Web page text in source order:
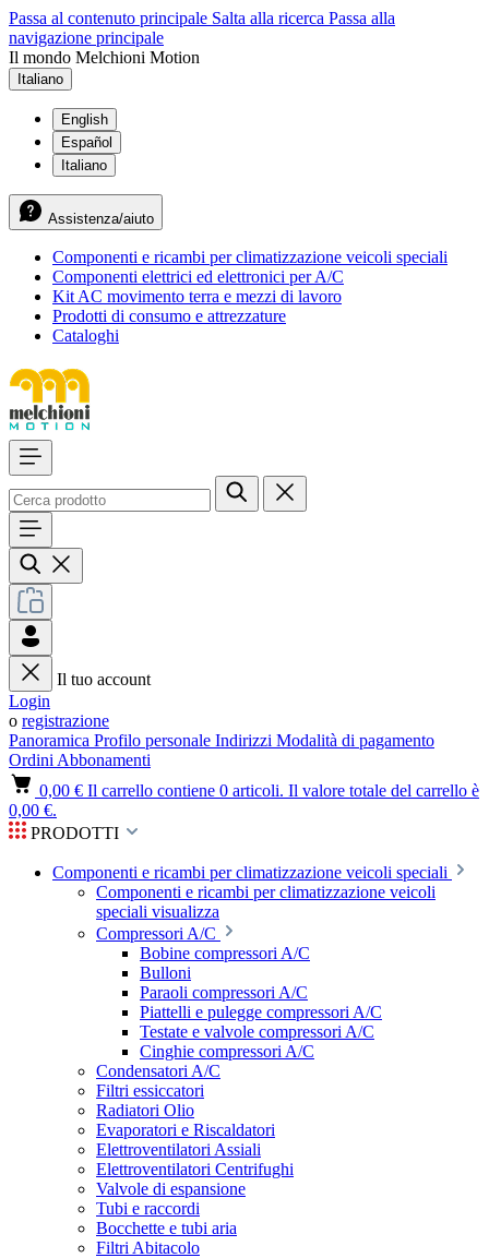
Passa al contenuto principale Salta alla ricerca Passa alla
navigazione principale
Il mondo Melchioni Motion
Italiano
English
Español
Italiano
Assistenza/aiuto
Componenti e ricambi per climatizzazione veicoli speciali
Componenti elettrici ed elettronici per A/C
Kit AC movimento terra e mezzi di lavoro
Prodotti di consumo e attrezzature
Cataloghi
Il tuo account
Login
o registrazione
Panoramica Profilo personale Indirizzi Modalità di pagamento
Ordini Abbonamenti
0,00 € Il carrello contiene 0 articoli. Il valore totale del carrello è
0,00 €.
PRODOTTI
Componenti e ricambi per climatizzazione veicoli speciali
Componenti e ricambi per climatizzazione veicoli
speciali visualizza
Compressori A/C
Bobine compressori A/C
Bulloni
Paraoli compressori A/C
Piattelli e pulegge compressori A/C
Testate e valvole compressori A/C
Cinghie compressori A/C
Condensatori A/C
Filtri essiccatori
Radiatori Olio
Evaporatori e Riscaldatori
Elettroventilatori Assiali
Elettroventilatori Centrifughi
Valvole di espansione
Tubi e raccordi
Bocchette e tubi aria
Filtri Abitacolo